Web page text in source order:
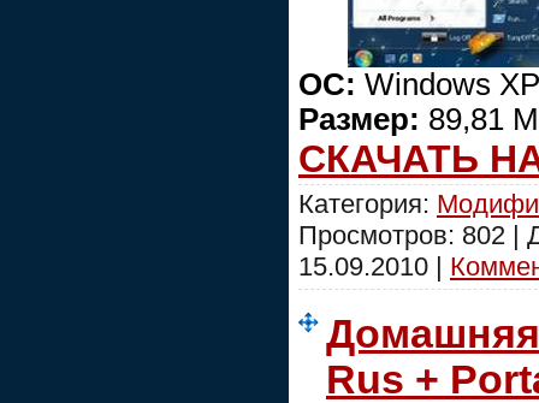
ОС: Windows
Размер: 89,81
СКАЧАТЬ
Категория:
Просмотров: 802 |
15.09.2010 |
Домашняя
Rus +